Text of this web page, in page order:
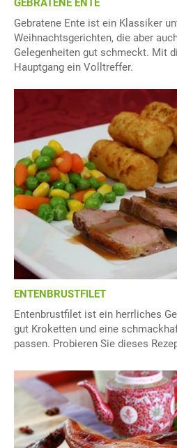
GEBRATENE ENTE
Gebratene Ente ist ein Klassiker
Weihnachtsgerichten, die aber
Gelegenheiten gut schmeckt. Mit
Hauptgang ein Volltreffer.
ENTENBRUSTFILET
Entenbrustfilet ist ein herrliches
gut Kroketten und eine
passen. Probieren Sie dieses